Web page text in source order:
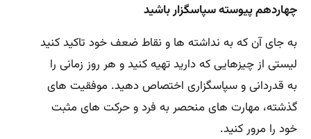
چهاردهم پیوسته سپاسگزار باشید
به جای آن که به نداشته ها و نقاط ضعف خود تاکید کنید
لیستی از چیزهایی که دارید تهیه کنید و هر روز زمانی را
به قدردانی و سپاسگزاری اختصاص دهید. موفقیت های
گذشته، مهارت های منحصر به فرد و حرکت های مثبت
خود را مرور کنید.